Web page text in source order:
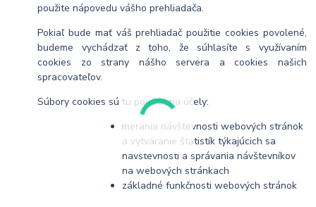
použite nápovedu vášho prehliadača.
Pokiaľ bude mať váš prehliadač použitie cookies povolené,
budeme vychádzať z toho, že súhlasíte s využívaním
cookies zo strany nášho servera a cookies našich
spracovateľov.
Súbory cookies sú tu použité na účely:
merania návštevnosti webových stránok
a vytváranie štatistík týkajúcich sa
návštevnosti a správania návštevníkov
na webových stránkach
základné funkčnosti webových stránok